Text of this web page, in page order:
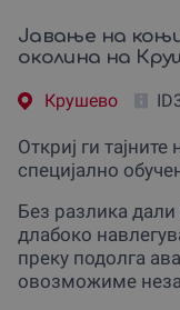
Јавање на
околина на
Крушево
Откриј ги
специјално
Без разлика
длабоко
преку подолга
овозможиме